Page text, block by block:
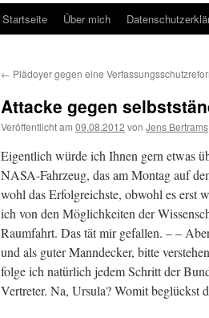
Startseite Über mich
← Plädoyer gegen eine
Attacke gegen
Veröffentlicht am 09.08.2012 von Jens Bertrams
Eigentlich würde ich Ihnen gern etwas
NASA-Fahrzeug, das am Montag auf
wohl das Erfolgreichste, obwohl es erst
ich von den Möglichkeiten der
Raumfahrt. Das tät mir gefallen. – –
und als guter Manndecker, bitte
folge ich natürlich jedem Schritt der
Vertreter. Na, Ursula? Womit beglückst